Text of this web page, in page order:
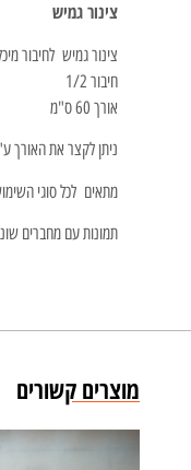
צינור גמיש
צינור גמיש לחיבור
חיבור 1/2
אורך 60 ס"מ
ניתן לקצר את האורך
מתאים לכל סוגי
תמונות עם מחברים
מוצרים קשורים